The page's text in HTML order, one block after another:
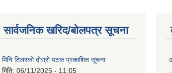
सार्वजनिक खरिद/बोलपत्र सूचना
मिनि टिलरको दोस्रो पटक प्रकाशित सूचना
मिति: 06/11/2025 - 11:05